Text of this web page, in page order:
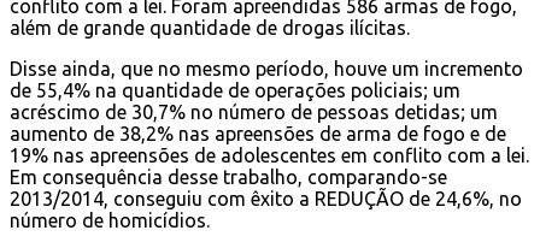
conflito com a lei. Foram apreendidas 586 armas de fogo,
além de grande quantidade de drogas ilícitas.
Disse ainda, que no mesmo período, houve um incremento
de 55,4% na quantidade de operações policiais; um
acréscimo de 30,7% no número de pessoas detidas; um
aumento de 38,2% nas apreensões de arma de fogo e de
19% nas apreensões de adolescentes em conflito com a lei.
Em consequência desse trabalho, comparando-se
2013/2014, conseguiu com êxito a REDUÇÃO de 24,6%, no
número de homicídios.